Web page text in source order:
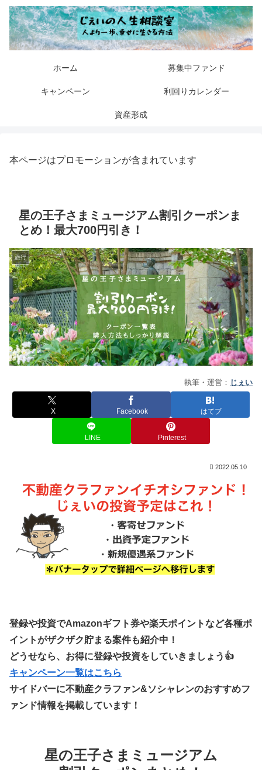
ホーム 募集中ファンド
キャンペーン 利回りカレンダー
資産形成
本ページはプロモーションが含まれています
星の王子さまミュージアム割引クーポンま
とめ！最大700円引き！
旅行
執筆・運営： じぇい
X Facebook はてブ
LINE Pinterest
2022.05.10
登録や投資でAmazonギフト券や楽天ポイントなど各種ポ
イントがザクザク貯まる案件も紹介中！
どうせなら、お得に登録や投資をしていきましょう👍
キャンペーン一覧はこちら
サイドバーに不動産クラファン&ソシャレンのおすすめフ
ァンド情報を掲載しています！
星の王子さまミュージアム